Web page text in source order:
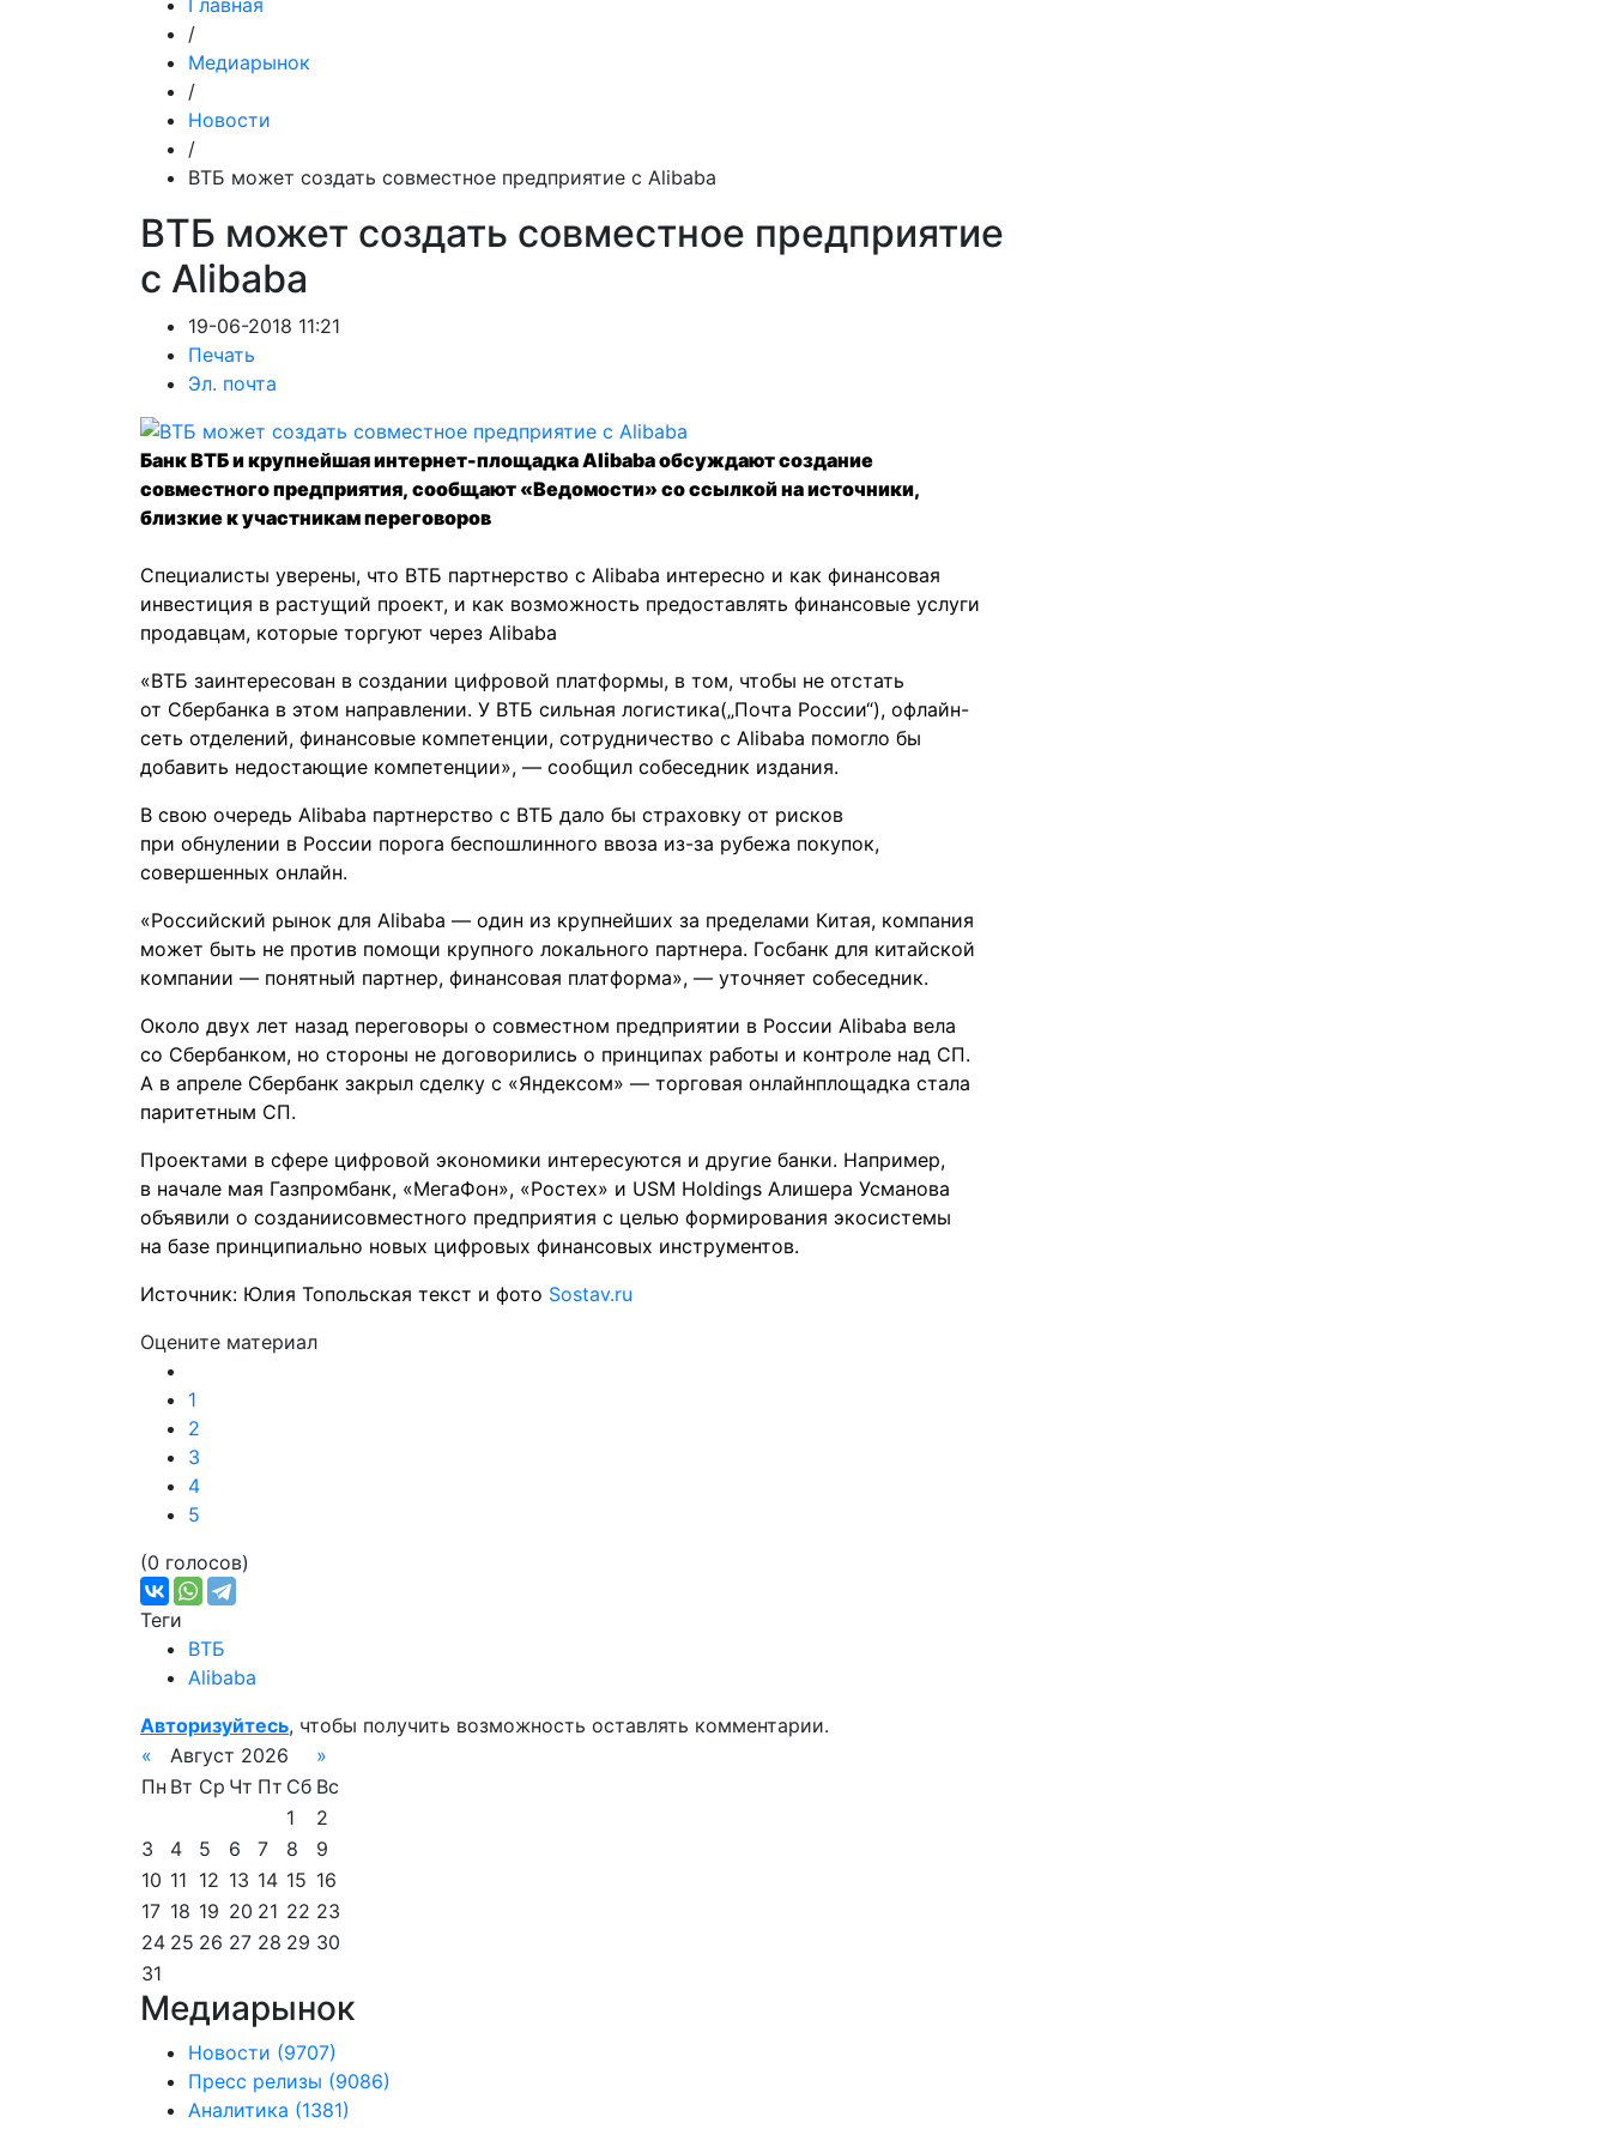
Главная
/
Медиарынок
/
Новости
/
ВТБ может создать совместное предприятие с Alibaba
ВТБ может создать совместное предприятие
с Alibaba
19-06-2018 11:21
Печать
Эл. почта
Банк ВТБ и крупнейшая интернет-площадка Alibaba обсуждают создание
совместного предприятия, сообщают «Ведомости» со ссылкой на источники,
близкие к участникам переговоров
Специалисты уверены, что ВТБ партнерство с Alibaba интересно и как финансовая
инвестиция в растущий проект, и как возможность предоставлять финансовые услуги
продавцам, которые торгуют через Alibaba
«ВТБ заинтересован в создании цифровой платформы, в том, чтобы не отстать
от Сбербанка в этом направлении. У ВТБ сильная логистика(„Почта России“), офлайн-
сеть отделений, финансовые компетенции, сотрудничество с Alibaba помогло бы
добавить недостающие компетенции», — сообщил собеседник издания.
В свою очередь Alibaba партнерство с ВТБ дало бы страховку от рисков
при обнулении в России порога беспошлинного ввоза из-за рубежа покупок,
совершенных онлайн.
«Российский рынок для Alibaba — один из крупнейших за пределами Китая, компания
может быть не против помощи крупного локального партнера. Госбанк для китайской
компании — понятный партнер, финансовая платформа», — уточняет собеседник.
Около двух лет назад переговоры о совместном предприятии в России Alibaba вела
со Сбербанком, но стороны не договорились о принципах работы и контроле над СП.
А в апреле Сбербанк закрыл сделку с «Яндексом» — торговая онлайнплощадка стала
паритетным СП.
Проектами в сфере цифровой экономики интересуются и другие банки. Например,
в начале мая Газпромбанк, «МегаФон», «Ростех» и USM Holdings Алишера Усманова
объявили о созданиисовместного предприятия с целью формирования экосистемы
на базе принципиально новых цифровых финансовых инструментов.
Источник: Юлия Топольская текст и фото Sostav.ru
Оцените материал
1
2
3
4
5
(0 голосов)
Теги
ВТБ
Alibaba
Авторизуйтесь, чтобы получить возможность оставлять комментарии.
«
Август 2026
»
Пн Вт Ср Чт Пт Сб Вс
1
2
3
4 5 6 7 8
9
10 11 12 13 14 15 16
17 18 19 20 21 22 23
24 25 26 27 28 29 30
31
Медиарынок
Новости (9707)
Пресс релизы (9086)
Аналитика (1381)